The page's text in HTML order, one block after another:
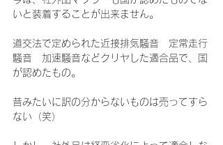
いと装着することが出来ません。
道交法で定められた近接排気騒音　定常走行
騒音　加速騒音などクリヤした適合品で、国
が認めたもの。
昔みたいに訳の分からないものは売ってすら
ない（笑）